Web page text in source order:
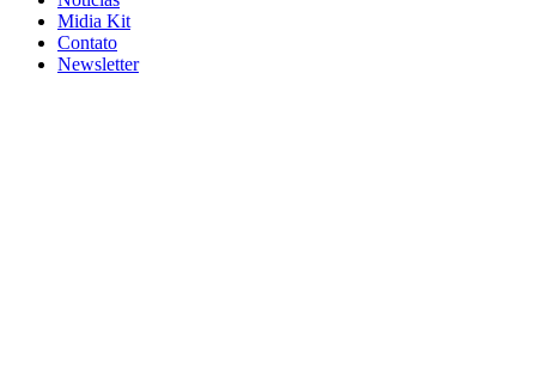
Midia Kit
Contato
Newsletter